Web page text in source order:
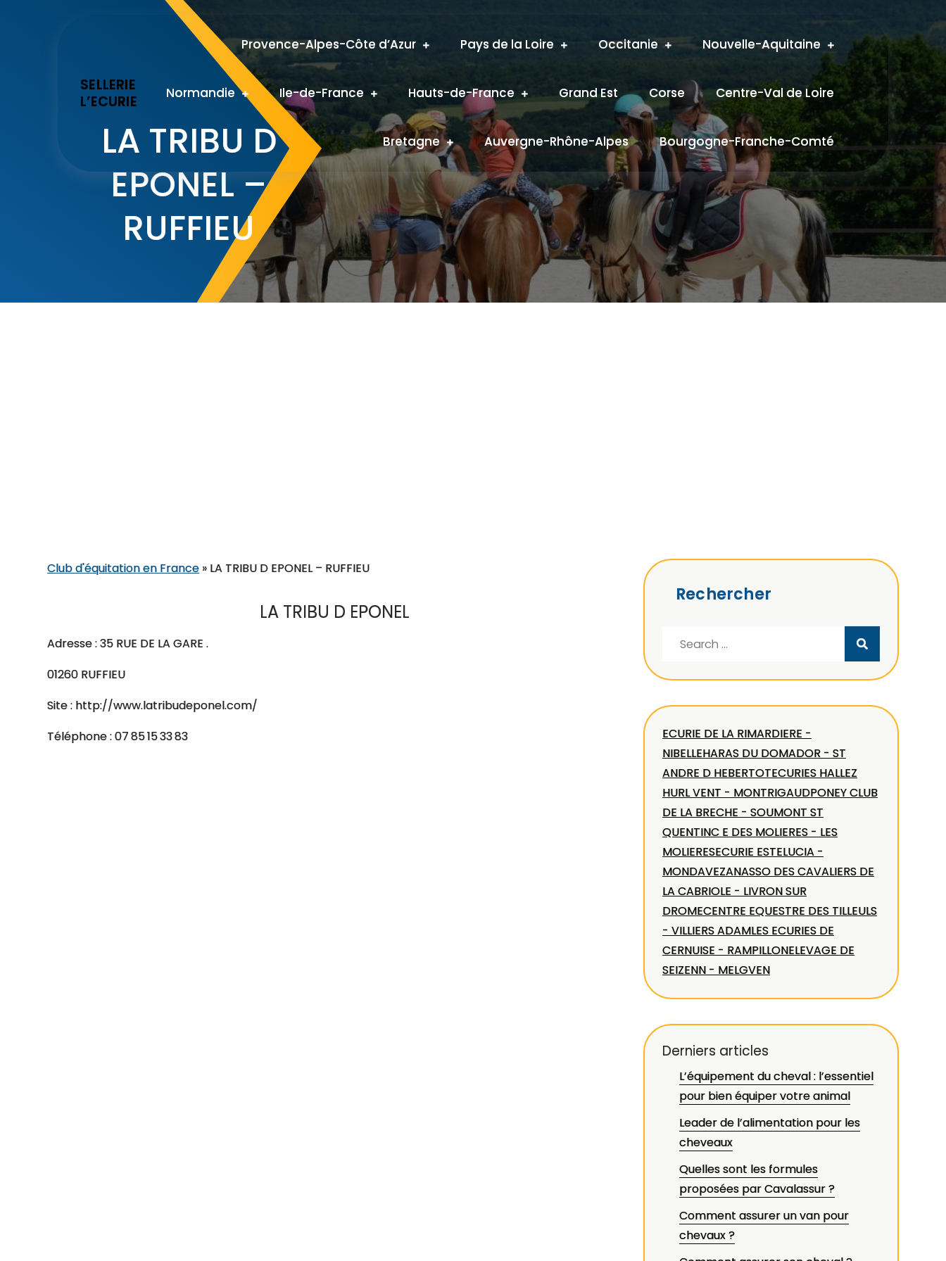
SELLERIE
L’ECURIE
Provence-Alpes-Côte d’Azur Pays de la Loire Occitanie Nouvelle-Aquitaine
Normandie Ile-de-France Hauts-de-France Grand Est Corse Centre-Val de Loire
Bretagne Auvergne-Rhône-Alpes Bourgogne-Franche-Comté
LA TRIBU D
EPONEL –
RUFFIEU
Club d'équitation en France » LA TRIBU D EPONEL – RUFFIEU
LA TRIBU D EPONEL
Adresse : 35 RUE DE LA GARE .
01260 RUFFIEU
Site : http://www.latribudeponel.com/
Téléphone : 07 85 15 33 83
Rechercher
ECURIE DE LA RIMARDIERE -
NIBELLEHARAS DU DOMADOR - ST
ANDRE D HEBERTOTECURIES HALLEZ
HURL VENT - MONTRIGAUDPONEY CLUB
DE LA BRECHE - SOUMONT ST
QUENTINC E DES MOLIERES - LES
MOLIERESECURIE ESTELUCIA -
MONDAVEZANASSO DES CAVALIERS DE
LA CABRIOLE - LIVRON SUR
DROMECENTRE EQUESTRE DES TILLEULS
- VILLIERS ADAMLES ECURIES DE
CERNUISE - RAMPILLONELEVAGE DE
SEIZENN - MELGVEN
Derniers articles
L’équipement du cheval : l’essentiel
pour bien équiper votre animal
Leader de l’alimentation pour les
cheveaux
Quelles sont les formules
proposées par Cavalassur ?
Comment assurer un van pour
chevaux ?